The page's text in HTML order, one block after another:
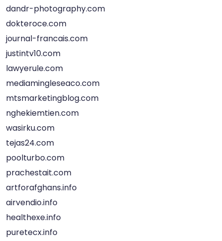
dandr-photography.com
dokteroce.com
journal-francais.com
justintv10.com
lawyerule.com
mediamingleseaco.com
mtsmarketingblog.com
nghekiemtien.com
wasirku.com
tejas24.com
poolturbo.com
prachestait.com
artforafghans.info
airvendio.info
healthexe.info
puretecx.info